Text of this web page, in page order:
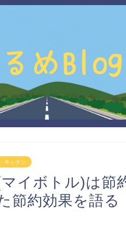
キッチン
イボトル)は節
節約効果を語る